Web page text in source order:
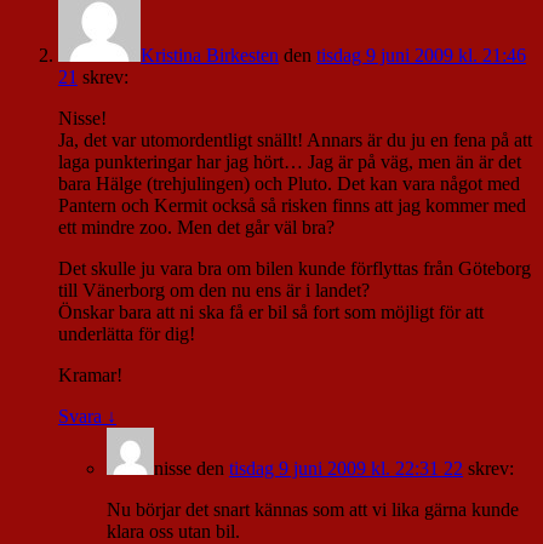
Kristina Birkesten den tisdag 9 juni 2009 kl. 21:46
21 skrev:
Nisse!
Ja, det var utomordentligt snällt! Annars är du ju en fena på att
laga punkteringar har jag hört… Jag är på väg, men än är det
bara Hälge (trehjulingen) och Pluto. Det kan vara något med
Pantern och Kermit också så risken finns att jag kommer med
ett mindre zoo. Men det går väl bra?
Det skulle ju vara bra om bilen kunde förflyttas från Göteborg
till Vänerborg om den nu ens är i landet?
Önskar bara att ni ska få er bil så fort som möjligt för att
underlätta för dig!
Kramar!
Svara ↓
nisse den tisdag 9 juni 2009 kl. 22:31 22 skrev:
Nu börjar det snart kännas som att vi lika gärna kunde
klara oss utan bil.